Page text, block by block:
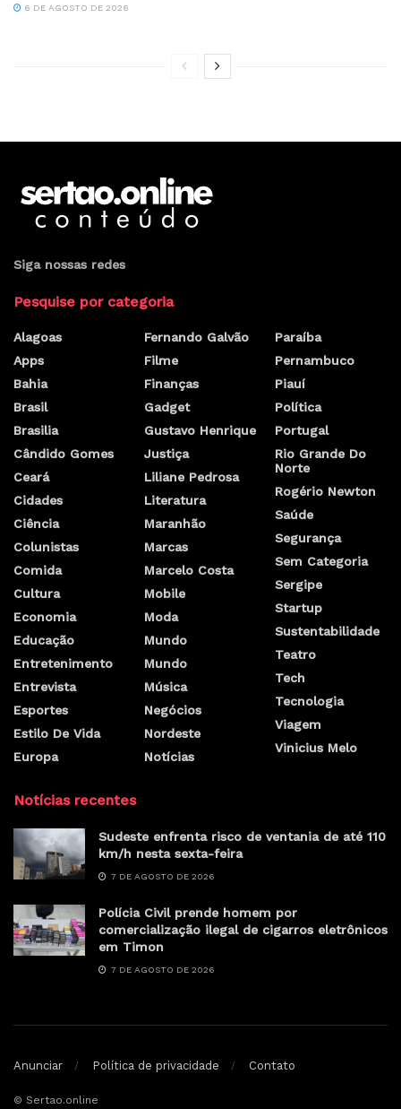
6 DE AGOSTO DE 2026
Siga nossas redes
Pesquise por categoria
Alagoas
Apps
Bahia
Brasil
Brasilia
Cândido Gomes
Ceará
Cidades
Ciência
Colunistas
Comida
Cultura
Economia
Educação
Entretenimento
Entrevista
Esportes
Estilo De Vida
Europa
Fernando Galvão
Filme
Finanças
Gadget
Gustavo Henrique
Justiça
Liliane Pedrosa
Literatura
Maranhão
Marcas
Marcelo Costa
Mobile
Moda
Mundo
Mundo
Música
Negócios
Nordeste
Notícias
Paraíba
Pernambuco
Piauí
Política
Portugal
Rio Grande Do
Norte
Rogério Newton
Saúde
Segurança
Sem Categoria
Sergipe
Startup
Sustentabilidade
Teatro
Tech
Tecnologia
Viagem
Vinicius Melo
Notícias recentes
Sudeste enfrenta risco de ventania de até 110
km/h nesta sexta-feira
7 DE AGOSTO DE 2026
Polícia Civil prende homem por
comercialização ilegal de cigarros eletrônicos
em Timon
7 DE AGOSTO DE 2026
Anunciar Política de privacidade Contato
© Sertao.online